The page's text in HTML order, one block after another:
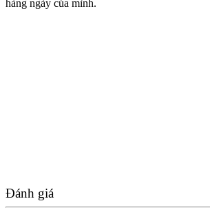
hàng ngày của mình.
Đánh giá